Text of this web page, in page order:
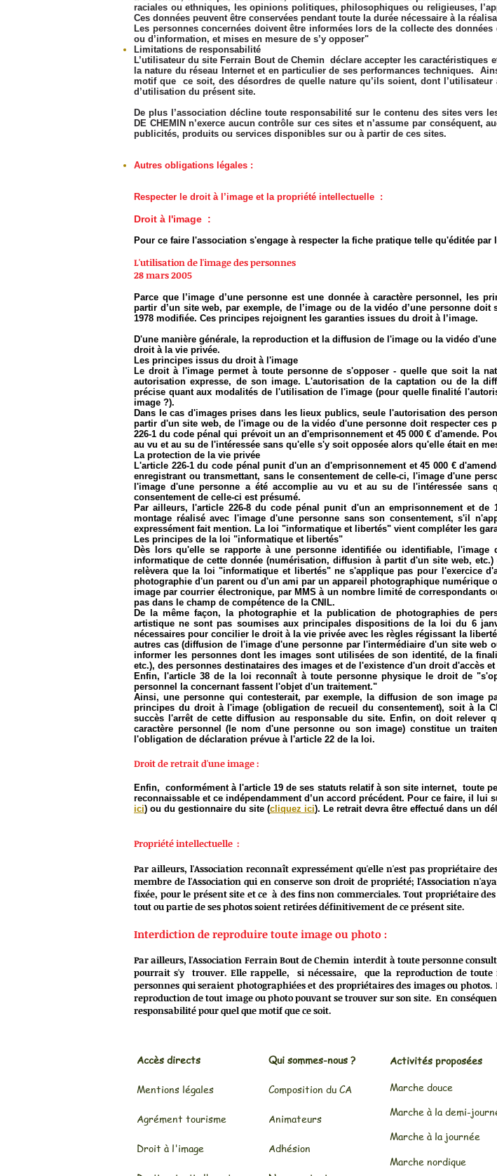
raciales ou ethniques, les opinions politiques, philosophiques ou religieuses,
Ces données peuvent être conservées pendant toute la durée nécessaire à la
Les personnes concernées doivent être informées lors de la collecte des
ou d’information, et mises en mesure de s’y opposer"
Limitations de responsabilité
L’utilisateur du site Ferrain Bout de Chemin déclare accepter les
la nature du réseau Internet et en particulier de ses performances techniques.
motif que ce soit, des désordres de quelle nature qu’ils soient, dont
d’utilisation du présent site.
De plus l’association décline toute responsabilité sur le contenu des sites vers
DE CHEMIN n’exerce aucun contrôle sur ces sites et n’assume par
publicités, produits ou services disponibles sur ou à partir de ces sites.
Autres obligations légales :
Respecter le droit à l’image et la propriété intellectuelle :
Droit à l'image :
Pour ce faire l'association s'engage à respecter la fiche pratique telle qu'éditée par
L'utilisation de l'image des personnes
28 mars 2005
Parce que l’image d’une personne est une donnée à caractère personnel, les
partir d’un site web, par exemple, de l’image ou de la vidéo d’une personne
1978 modifiée. Ces principes rejoignent les garanties issues du droit à l’image.
D'une manière générale, la reproduction et la diffusion de l'image ou la vidéo
droit à la vie privée.
Les principes issus du droit à l'image
Le droit à l'image permet à toute personne de s'opposer - quelle que soit la
autorisation expresse, de son image. L'autorisation de la captation ou de la
précise quant aux modalités de l'utilisation de l'image (pour quelle finalité
image ?).
Dans le cas d'images prises dans les lieux publics, seule l'autorisation des
partir d'un site web, de l'image ou de la vidéo d'une personne doit respecter
226-1 du code pénal qui prévoit un an d'emprisonnement et 45 000 € d'amende.
au vu et au su de l'intéressée sans qu'elle s'y soit opposée alors qu'elle était en
La protection de la vie privée
L'article 226-1 du code pénal punit d'un an d'emprisonnement et 45 000 €
enregistrant ou transmettant, sans le consentement de celle-ci, l'image d'une
l'image d'une personne a été accomplie au vu et au su de l'intéressée
consentement de celle-ci est présumé.
Par ailleurs, l'article 226-8 du code pénal punit d'un an emprisonnement et
montage réalisé avec l'image d'une personne sans son consentement, s'il
expressément fait mention. La loi "informatique et libertés" vient compléter les
Les principes de la loi "informatique et libertés"
Dès lors qu'elle se rapporte à une personne identifiée ou identifiable, l'image
informatique de cette donnée (numérisation, diffusion à partit d'un site web,
relèvera que la loi "informatique et libertés" ne s'applique pas pour l'exercice
photographie d'un parent ou d'un ami par un appareil photographique
image par courrier électronique, par MMS à un nombre limité de correspondants
pas dans le champ de compétence de la CNIL.
De la même façon, la photographie et la publication de photographies de
artistique ne sont pas soumises aux principales dispositions de la loi du 6
nécessaires pour concilier le droit à la vie privée avec les règles régissant la
autres cas (diffusion de l'image d'une personne par l'intermédiaire d'un site web
informer les personnes dont les images sont utilisées de son identité, de la
etc.), des personnes destinataires des images et de l'existence d'un droit d'accès
Enfin, l'article 38 de la loi reconnaît à toute personne physique le droit de
personnel la concernant fassent l'objet d'un traitement."
Ainsi, une personne qui contesterait, par exemple, la diffusion de son image
principes du droit à l'image (obligation de recueil du consentement), soit à la
succès l'arrêt de cette diffusion au responsable du site. Enfin, on doit
caractère personnel (le nom d'une personne ou son image) constitue un
l'obligation de déclaration prévue à l'article 22 de la loi.
Droit de retrait d'une image :
Enfin, conformément à l'article 19 de ses statuts relatif à son site internet, toute
reconnaissable et ce indépendamment d’un accord précédent. Pour ce faire, il
ici) ou du gestionnaire du site (cliquez ici). Le retrait devra être effectué dans un
Propriété intellectuelle :
Par ailleurs, l'Association reconnaît expressément qu'elle n'est pas propriétaire
membre de l'Association qui en conserve son droit de propriété; l'Association
fixée, pour le présent site et ce à des fins non commerciales. Tout propriétaire
tout ou partie de ses photos soient retirées définitivement de ce présent site.
Interdiction de reproduire toute image ou photo :
Par ailleurs, l'Association Ferrain Bout de Chemin interdit à toute personne
pourrait s'y trouver. Elle rappelle, si nécessaire, que la reproduction de
personnes qui seraient photographiées et des propriétaires des images ou
reproduction de tout image ou photo pouvant se trouver sur son site. En
responsabilité pour quel que motif que ce soit.
Accès directs
Mentions légales
Agrément tourisme
Droit à l'image
Qui sommes-nous ?
Composition du CA
Animateurs
Adhésion
Activités proposées
Marche douce
Marche à la demi-
Marche à la journée
Marche nordique